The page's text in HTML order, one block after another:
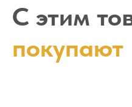
С этим
покупают